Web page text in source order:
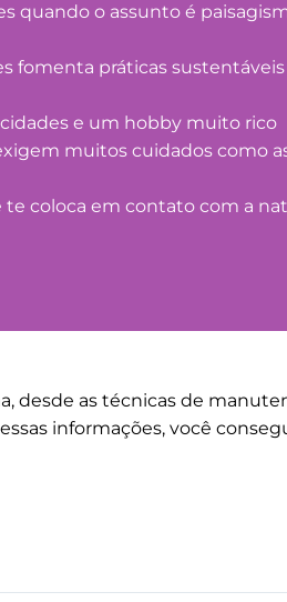
quando o assunto é
fomenta práticas sustentáveis
e um hobby muito rico
muitos cuidados como
coloca em contato com a
desde as técnicas de
informações, você